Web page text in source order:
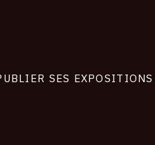
SES EXPOSITIONS